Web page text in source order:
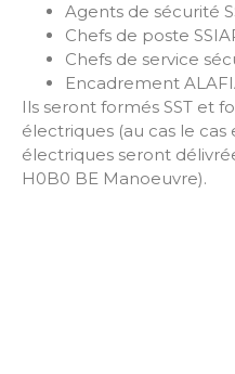
Agents de sécurité
Chefs de poste
Chefs de service
Encadrement
Ils seront formés SST et
électriques (au cas le
électriques seront
H0B0 BE Manoeuvre).